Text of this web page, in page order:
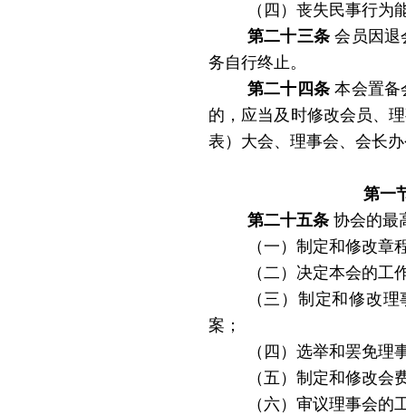
（四）丧失民事行为
第二十三条 会员因退
务自行终止。
第二十四条 本会置备
的，应当及时修改会员、
表）大会、理事会、会长
第一
第二十五条 协会的最
（一）制定和修改章
（二）决定本会的工
（三）制定和修改
案；
（四）选举和罢免理
（五）制定和修改会
（六）审议理事会的